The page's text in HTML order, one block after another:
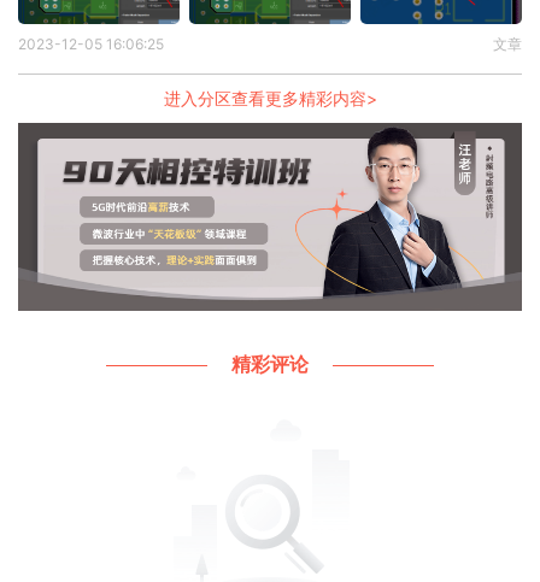
2023-12-05 16:06:25 文章
进入分区查看更多精彩内容>
精彩评论